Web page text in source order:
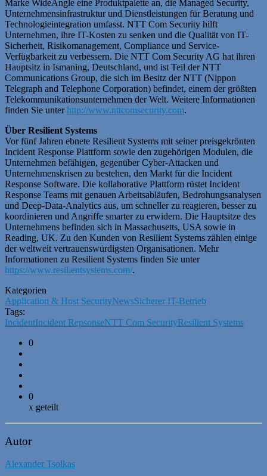
Marke WideAngle eine Produktpalette an, die Managed Security,
Unternehmensinfrastruktur und Dienstleistungen für Beratung und
Technologieintegration umfasst. NTT Com Security hilft
Unternehmen, ihre IT-Kosten zu senken und die Qualität von IT-
Sicherheit, Risikomanagement, Compliance und Service-
Verfügbarkeit zu verbessern. Die NTT Com Security AG hat ihren
Hauptsitz in Ismaning, Deutschland, und ist Teil der NTT
Communications Group, die sich im Besitz der NTT (Nippon
Telegraph and Telephone Corporation) befindet, einem der größten
Telekommunikationsunternehmen der Welt. Weitere Informationen
finden Sie unterhttp://www.nttcomsecurity.com.
Über Resilient Systems
Vor fünf Jahren ebnete Resilient Systems mit seiner preisgekrönten
Incident Response Plattform sowie den zugehörigen Modulen, die
Unternehmen befähigen, gegenüber Cyber-Attacken und
Unternehmenskrisen zu bestehen, den Markt für die Incident
Response Software. Die kollaborative Plattform rüstet Incident
Response Teams mit genauen Arbeitsabläufen, Bedrohungsanalysen
und Deep-Data-Analytics aus, um schneller zu reagieren, besser zu
koordinieren und Angriffe smarter zu erwidern. Die Hauptsitze des
Unternehmens befinden sich in Massachusetts, USA sowie in
Reading, UK. Zu den Kunden von Resilient Systems zählen einige
der weltweit vertrauenswürdigsten Organisationen. Mehr
Informationen zu Resilient Systems finden Sie unter
https://www.resilientsystems.com/.
Kategorien
Application & Host SecurityNewsSicherer IT-Betrieb
Tags:
IncidentIncident RepsonseNTT Com SecurityResilient Systems
0
0
x geteilt
Autor
Alexander Tsolkas